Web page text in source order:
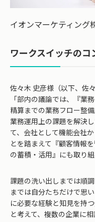
イオンマーケティング
ワークスイッチの
佐々木 史彦様（以下、佐々
「部内の議論では、『業
精算までの業務フロー整
業務運用上の課題を解決
て、会社として機能会社
とを踏まえて『顧客情報
の蓄積・活用』にも取り
課題の洗い出しまでは順
までは自分たちだけで思
に必要な経験と知見を持
と考えて、複数の企業に